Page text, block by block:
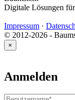
Digitale Lösungen
Impressum ·
© 2012-2026 -
×
Anmelden
Benutzername